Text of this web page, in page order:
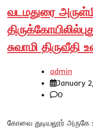
வடமதுரை
சுவாமி
admin
January
0
கோவை துடியலூர்